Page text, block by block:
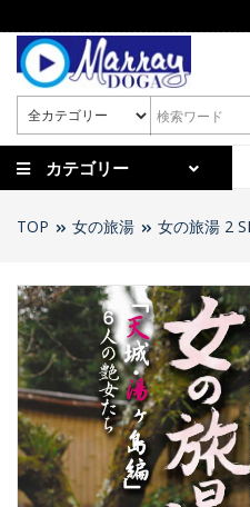
カテゴリー
TOP 女の旅湯 女の旅湯 2